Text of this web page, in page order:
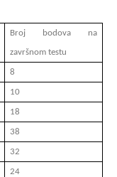
Broj bodova na
završnom testu
8
10
18
38
32
24